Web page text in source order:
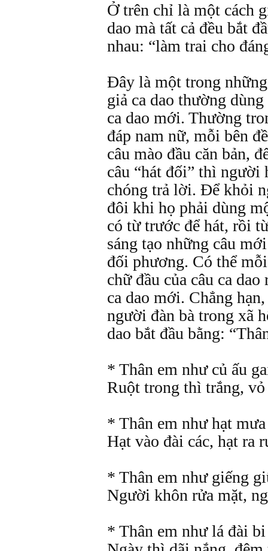
Ở trên chỉ là một cách
dao mà tất cả đều bắt
nhau: “làm trai cho
Đây là một trong
giả ca dao thường
ca dao mới. Thường
đáp nam nữ, mỗi bên
câu mào đầu căn bản,
câu “hát đối” thì người
chóng trả lời. Để khỏi
đôi khi họ phải dùng
có từ trước để hát, rồi
sáng tạo những câu
đối phương. Có thể
chữ đầu của câu ca
ca dao mới. Chẳng
người đàn bà trong xã
dao bắt đầu bằng:
* Thân em như củ ấu
Ruột trong thì trắng,
* Thân em như hạt mưa
Hạt vào đài các, hạt ra
* Thân em như giếng
Người khôn rửa mặt,
* Thân em như lá đài bi